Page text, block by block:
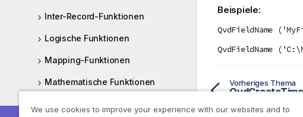
Inter-Record-Funktionen
Logische Funktionen
Mapping-Funktionen
Mathematische Funktionen
Beispiele:
QvdFieldName
QvdFieldName
Vorheriges Thema
We use cookies to improve your experience with our websites and to